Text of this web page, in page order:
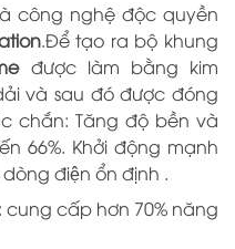
công nghệ độc quyền
.Để tạo ra bộ khung
được làm bằng kim
và sau đó được đóng
chắn: Tăng độ bền và
66%. Khởi động mạnh
điện ổn định .
cung cấp hơn 70% năng